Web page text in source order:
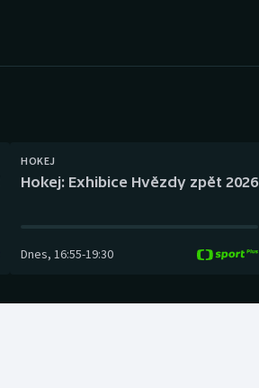
Plavání
HOKEJ
Hokej: Exhibice Hvězdy zpět 2026
Dnes, 16:55-19:30